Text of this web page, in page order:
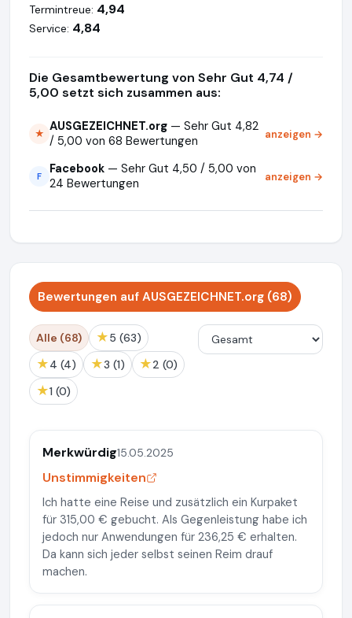
Termintreue: 4,94
Service: 4,84
Die Gesamtbewertung von Sehr Gut 4,74 /
5,00 setzt sich zusammen aus:
★ AUSGEZEICHNET.org — Sehr Gut 4,82
/ 5,00 von 68 Bewertungen
anzeigen →
F Facebook — Sehr Gut 4,50 / 5,00 von
24 Bewertungen
anzeigen →
Bewertungen auf AUSGEZEICHNET.org (68)
Alle (68) ★ 5 (63)
★ 4 (4) ★ 3 (1) ★ 2 (0)
★ 1 (0)
Merkwürdig15.05.2025
Unstimmigkeiten
Ich hatte eine Reise und zusätzlich ein Kurpaket
für 315,00 € gebucht. Als Gegenleistung habe ich
jedoch nur Anwendungen für 236,25 € erhalten.
Da kann sich jeder selbst seinen Reim drauf
machen.